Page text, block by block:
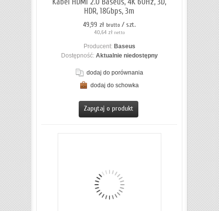
HDR, 18Gbps, 3m
49,99 zł brutto / szt.
40,64 zł netto
Producent: Baseus
Dostępność: Aktualnie niedostępny
dodaj do porównania
dodaj do schowka
Zapytaj o produkt